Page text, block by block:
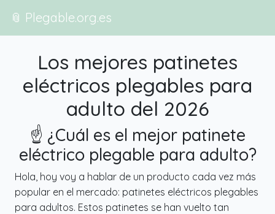
📎 Plegable.org.es
Los mejores patinetes
eléctricos plegables para
adulto del 2026
☝️ ¿Cuál es el mejor patinete
eléctrico plegable para adulto?
Hola, hoy voy a hablar de un producto cada vez más
popular en el mercado: patinetes eléctricos plegables
para adultos. Estos patinetes se han vuelto tan